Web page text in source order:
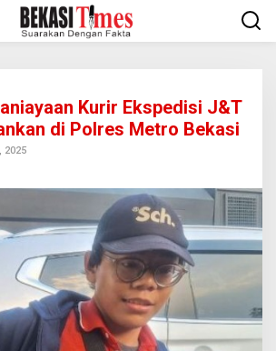
Kurir Ekspedisi J&T
di Polres Metro Bekasi
2025